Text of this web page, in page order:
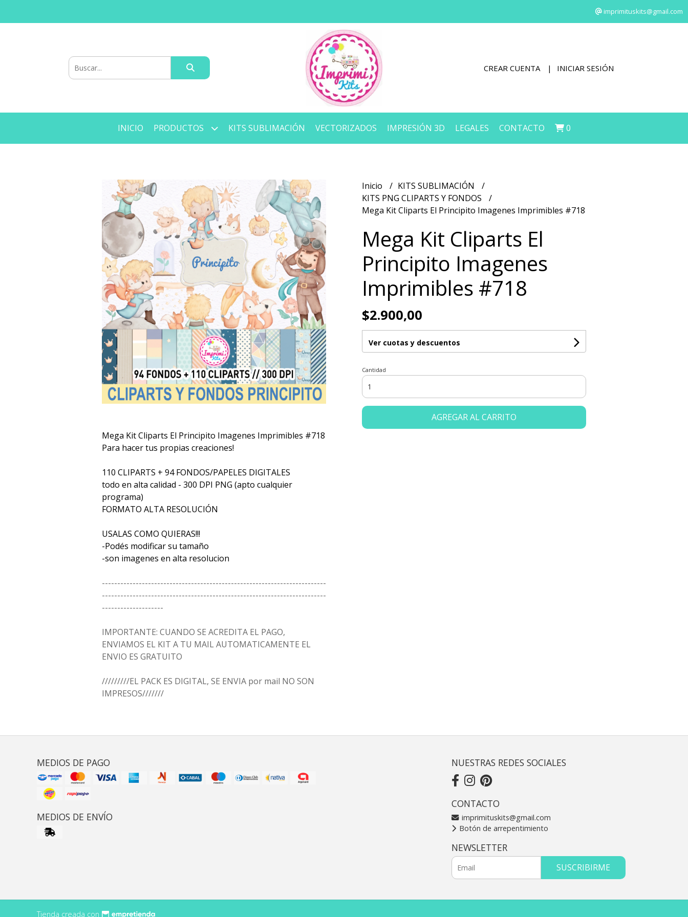
imprimituskits@gmail.com
CREAR CUENTA INICIAR SESIÓN
INICIO PRODUCTOS KITS SUBLIMACIÓN VECTORIZADOS IMPRESIÓN 3D LEGALES CONTACTO 0
Mega Kit Cliparts El Principito Imagenes Imprimibles #718
Para hacer tus propias creaciones!
110 CLIPARTS + 94 FONDOS/PAPELES DIGITALES
todo en alta calidad - 300 DPI PNG (apto cualquier
programa)
FORMATO ALTA RESOLUCIÓN
USALAS COMO QUIERAS!!!
-Podés modificar su tamaño
-son imagenes en alta resolucion
-------------------------------------------------------------------------
-------------------------------------------------------------------------
--------------------
IMPORTANTE: CUANDO SE ACREDITA EL PAGO,
ENVIAMOS EL KIT A TU MAIL AUTOMATICAMENTE EL
ENVIO ES GRATUITO
/////////EL PACK ES DIGITAL, SE ENVIA por mail NO SON
IMPRESOS///////
Inicio
KITS SUBLIMACIÓN
KITS PNG CLIPARTS Y FONDOS
Mega Kit Cliparts El Principito Imagenes Imprimibles #718
Mega Kit Cliparts El
Principito Imagenes
Imprimibles #718
$2.900,00
Ver cuotas y descuentos
Cantidad
AGREGAR AL CARRITO
MEDIOS DE PAGO
MEDIOS DE ENVÍO
NUESTRAS REDES SOCIALES
CONTACTO
imprimituskits@gmail.com
Botón de arrepentimiento
NEWSLETTER
SUSCRIBIRME
Tienda creada con